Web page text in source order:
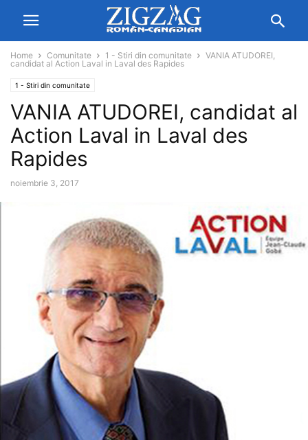
Home Comunitate 1 - Stiri din comunitate
VANIA ATUDOREI,
candidat al Action Laval in Laval des Rapides
1 - Stiri din comunitate
VANIA ATUDOREI, candidat al
Action Laval in Laval des
Rapides
noiembrie 3, 2017